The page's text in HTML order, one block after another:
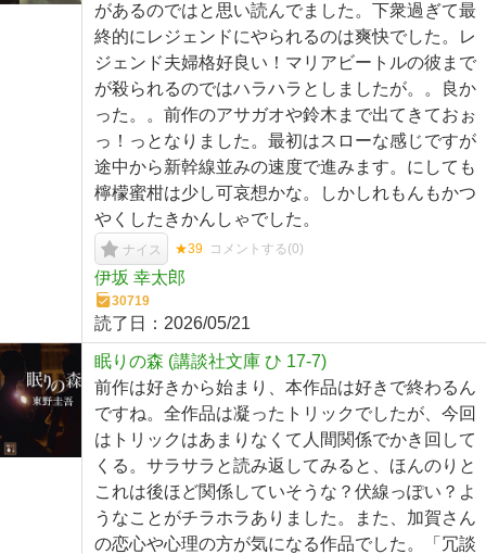
があるのではと思い読んでました。下衆過ぎて最
終的にレジェンドにやられるのは爽快でした。レ
ジェンド夫婦格好良い！マリアビートルの彼まで
が殺られるのではハラハラとしましたが。。良か
った。。前作のアサガオや鈴木まで出てきておぉ
っ！っとなりました。最初はスローな感じですが
途中から新幹線並みの速度で進みます。にしても
檸檬蜜柑は少し可哀想かな。しかしれもんもかつ
やくしたきかんしゃでした。
ナイス ★39 コメントする(0)
伊坂 幸太郎
30719
読了日： 2026/05/21
眠りの森 (講談社文庫 ひ 17-7)
前作は好きから始まり、本作品は好きで終わるん
ですね。全作品は凝ったトリックでしたが、今回
はトリックはあまりなくて人間関係でかき回して
くる。サラサラと読み返してみると、ほんのりと
これは後ほど関係していそうな？伏線っぽい？よ
うなことがチラホラありました。また、加賀さん
の恋心や心理の方が気になる作品でした。「冗談